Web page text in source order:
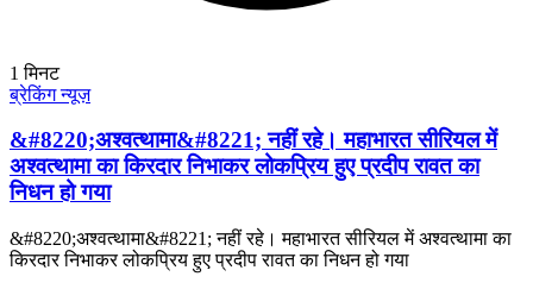
1 मिनट
ब्रेकिंग न्यूज़
&#8220;अश्वत्थामा&#8221; नहीं रहे। महाभारत सीरियल में
अश्वत्थामा का किरदार निभाकर लोकप्रिय हुए प्रदीप रावत का
निधन हो गया
&#8220;अश्वत्थामा&#8221; नहीं रहे। महाभारत सीरियल में अश्वत्थामा का
किरदार निभाकर लोकप्रिय हुए प्रदीप रावत का निधन हो गया